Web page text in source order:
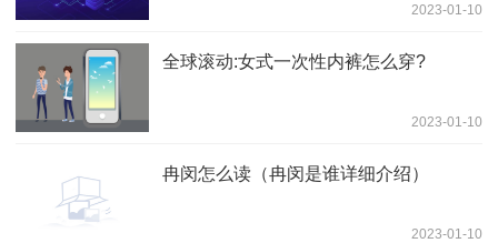
2023-01-10
全球滚动:女式一次性内裤怎么穿?
2023-01-10
冉闵怎么读（冉闵是谁详细介绍）
2023-01-10